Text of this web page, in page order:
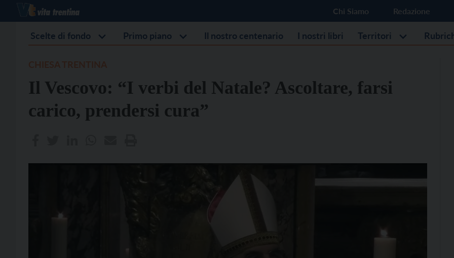
Chi Siamo Redazione
Scelte di fondo Primo piano Il nostro centenario I nostri libri Territori
Il Vescovo: “I verbi del Natale? Ascoltare, farsi
carico, prendersi cura”